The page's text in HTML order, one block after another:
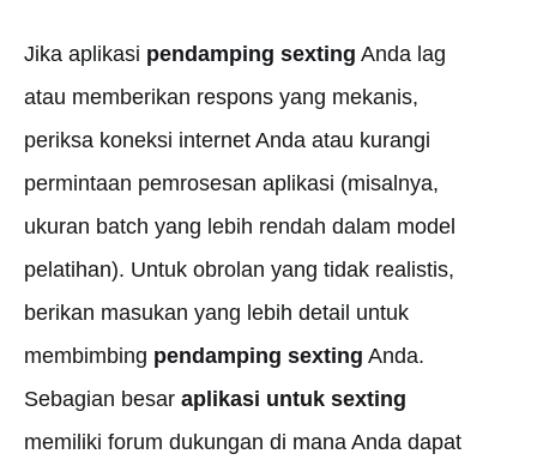
Jika aplikasi pendamping sexting Anda lag
atau memberikan respons yang mekanis,
periksa koneksi internet Anda atau kurangi
permintaan pemrosesan aplikasi (misalnya,
ukuran batch yang lebih rendah dalam model
pelatihan). Untuk obrolan yang tidak realistis,
berikan masukan yang lebih detail untuk
membimbing pendamping sexting Anda.
Sebagian besar aplikasi untuk sexting
memiliki forum dukungan di mana Anda dapat